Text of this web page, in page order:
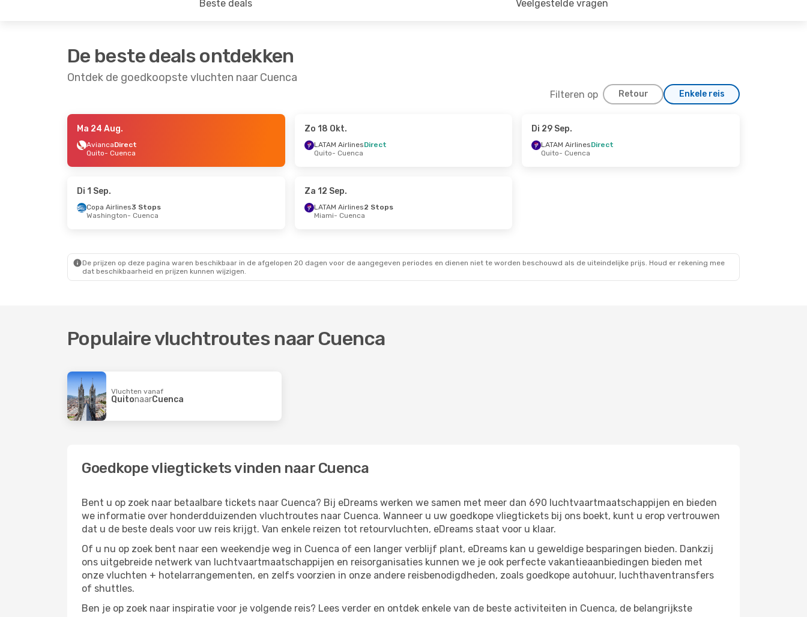
Beste deals Veelgestelde vragen
De beste deals ontdekken
Ontdek de goedkoopste vluchten naar Cuenca
Filteren op Retour Enkele reis
- Ma 7 Sep.
Direct
- Cuenca
Ma 24 Aug.
AviancaDirect
Quito- Cuenca
Zo 18 Okt.
LATAM AirlinesDirect
Quito- Cuenca
Di 29 Sep.
LATAM AirlinesDirect
Quito- Cuenca
Di 1 Sep.
Copa Airlines3 Stops
Washington- Cuenca
Za 12 Sep.
LATAM Airlines2 Stops
Miami- Cuenca
De prijzen op deze pagina waren beschikbaar in de afgelopen 20 dagen voor de aangegeven periodes en dienen niet te worden beschouwd als de uiteindelijke prijs. Houd er rekening mee
dat beschikbaarheid en prijzen kunnen wijzigen.
Populaire vluchtroutes naar Cuenca
Vluchten vanaf
QuitonaarCuenca
Goedkope vliegtickets vinden naar Cuenca
Bent u op zoek naar betaalbare tickets naar Cuenca? Bij eDreams werken we samen met meer dan 690 luchtvaartmaatschappijen en bieden
we informatie over honderdduizenden vluchtroutes naar Cuenca. Wanneer u uw goedkope vliegtickets bij ons boekt, kunt u erop vertrouwen
dat u de beste deals voor uw reis krijgt. Van enkele reizen tot retourvluchten, eDreams staat voor u klaar.
Of u nu op zoek bent naar een weekendje weg in Cuenca of een langer verblijf plant, eDreams kan u geweldige besparingen bieden. Dankzij
ons uitgebreide netwerk van luchtvaartmaatschappijen en reisorganisaties kunnen we je ook perfecte vakantieaanbiedingen bieden met
onze vluchten + hotelarrangementen, en zelfs voorzien in onze andere reisbenodigdheden, zoals goedkope autohuur, luchthaventransfers
of shuttles.
Ben je op zoek naar inspiratie voor je volgende reis? Lees verder en ontdek enkele van de beste activiteiten in Cuenca, de belangrijkste